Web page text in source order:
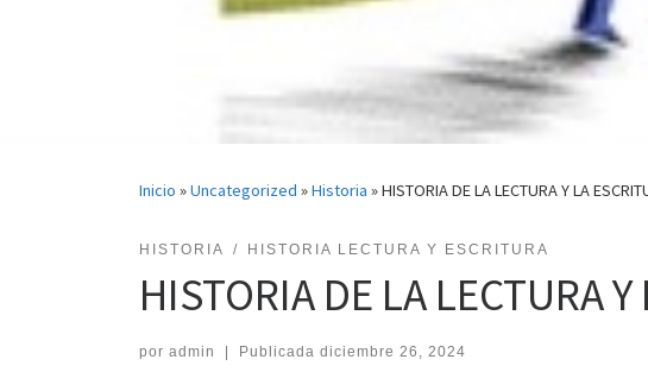
Inicio »Uncategorized »Historia »HISTORIA DE LA LECTURA Y LA
HISTORIA HISTORIA LECTURA Y ESCRITURA
HISTORIA DE LA LECTURA
por admin Publicada diciembre 26, 2024